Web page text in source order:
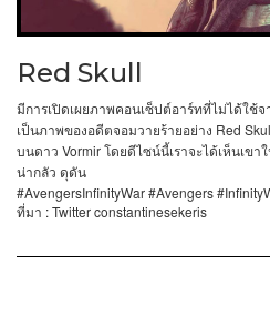
Red Skull
มีการเปิดเผยภาพคอนเซ็ปต์อาร์ทที่ไม่ได้ใช้จ
เป็นภาพของอดีตจอมวายร้ายอย่าง Red
บนดาว Vormir โดยดีไซน์นี้เราจะได้เห็นเขา
น่ากลัว ดุดัน
#AvengersInfinityWar #Avengers
ที่มา : Twitter constantinesekeris